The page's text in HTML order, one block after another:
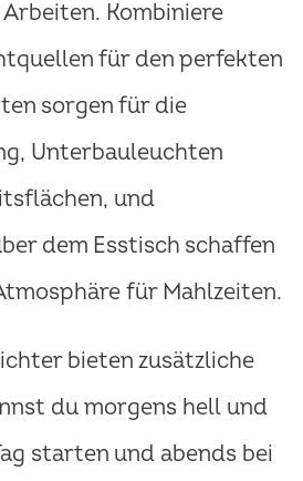
Kombiniere
für den perfekten
sorgen für die
Unterbauleuchten
und
dem Esstisch schaffen
für Mahlzeiten.
bieten zusätzliche
du morgens hell und
starten und abends bei